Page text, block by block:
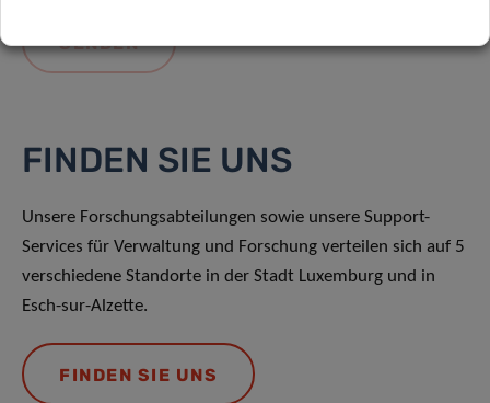
FINDEN SIE UNS
Unsere Forschungsabteilungen sowie unsere Support-
Services für Verwaltung und Forschung verteilen sich auf 5
verschiedene Standorte in der Stadt Luxemburg und in
Esch-sur-Alzette.
FINDEN SIE UNS